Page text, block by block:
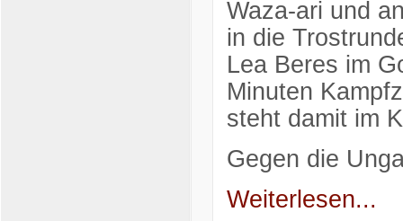
Waza-ari und
in die
Lea Beres im
Minuten
steht damit im
Gegen die
Weiterlesen...